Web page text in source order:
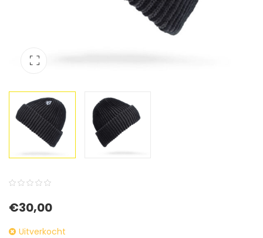
out
€30,00
Uitverkocht